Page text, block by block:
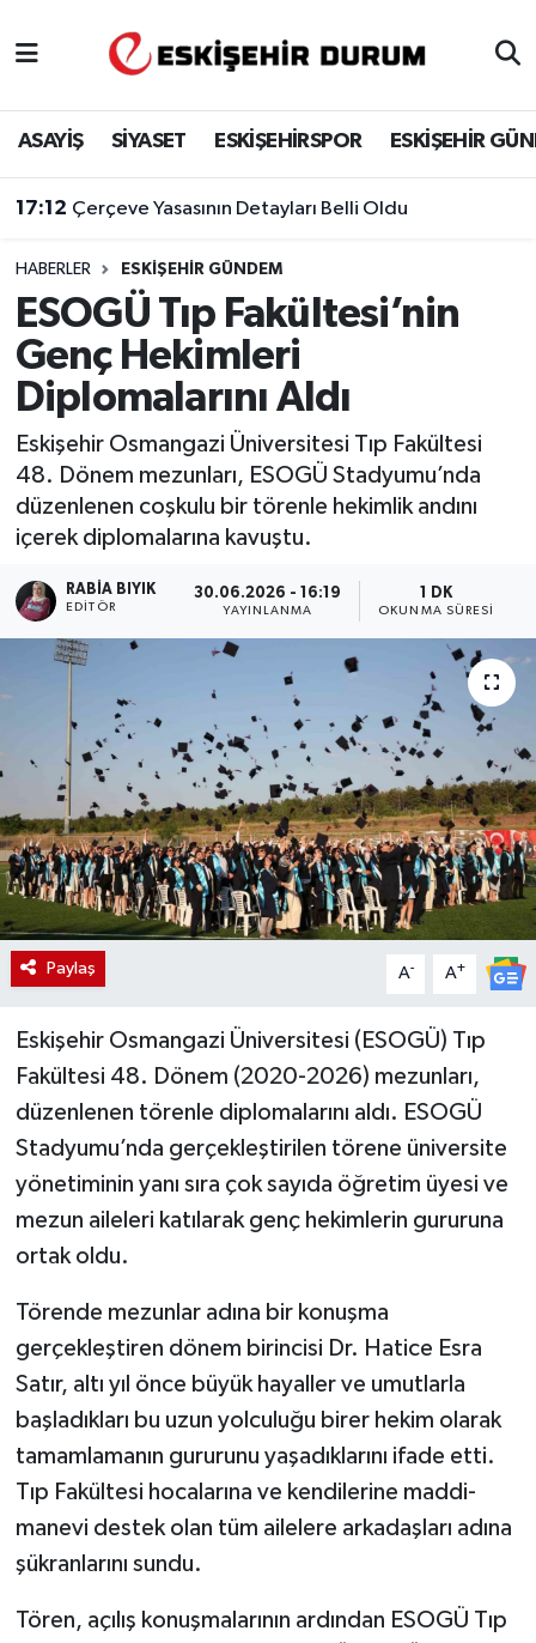
ASAYİŞ SİYASET ESKİŞEHİRSPOR ESKİŞEHİR
17:12 Çerçeve Yasasının Detayları Belli Oldu
HABERLER ESKIŞEHIR GÜNDEM
ESOGÜ Tıp Fakültesi’nin
Genç Hekimleri
Diplomalarını Aldı
Eskişehir Osmangazi Üniversitesi Tıp Fakültesi
48. Dönem mezunları, ESOGÜ Stadyumu’nda
düzenlenen coşkulu bir törenle hekimlik andını
içerek diplomalarına kavuştu.
RABIA BIYIK
EDITÖR
30.06.2026 - 16:19
YAYINLANMA
1 DK
OKUNMA SÜRESI
Paylaş A- A+
Eskişehir Osmangazi Üniversitesi (ESOGÜ) Tıp
Fakültesi 48. Dönem (2020-2026) mezunları,
düzenlenen törenle diplomalarını aldı. ESOGÜ
Stadyumu’nda gerçekleştirilen törene üniversite
yönetiminin yanı sıra çok sayıda öğretim üyesi ve
mezun aileleri katılarak genç hekimlerin gururuna
ortak oldu.
Törende mezunlar adına bir konuşma
gerçekleştiren dönem birincisi Dr. Hatice Esra
Satır, altı yıl önce büyük hayaller ve umutlarla
başladıkları bu uzun yolculuğu birer hekim olarak
tamamlamanın gururunu yaşadıklarını ifade etti.
Tıp Fakültesi hocalarına ve kendilerine maddi-
manevi destek olan tüm ailelere arkadaşları adına
şükranlarını sundu.
Tören, açılış konuşmalarının ardından ESOGÜ Tıp
Eskişehir Hava Durumu
Eskişehir Namaz Vakitleri
Eskişehir Trafik Yoğunluk Haritası
Süper Lig Puan Durumu ve Fikstür
Tüm Manşetler
Son Dakika Haberleri
Haber Arşivi